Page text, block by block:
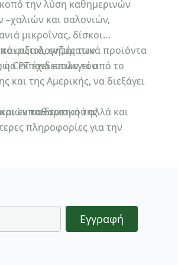
την λύση καθημερινών
–χαλιών και σαλονιών,
μικροΐνας, δίσκοι
φωτιά, ενζυματικά προϊόντα
έχει επιλεγεί από το
της Αμερικής, να διεξάγει
καθαρισμού αλλά και
πληροφορίες για την
αξιολογητές των
εκπαιδευτών του
εκπαιδευτική της
Εγγραφή